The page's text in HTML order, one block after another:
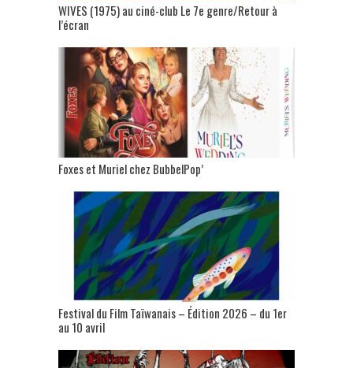
WIVES (1975) au ciné-club Le 7e genre/Retour à
l’écran
Foxes et Muriel chez BubbelPop’
Festival du Film Taïwanais – Édition 2026 – du 1er
au 10 avril